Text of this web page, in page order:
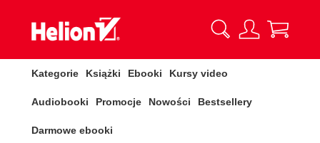
Kategorie Książki Ebooki Kursy video
Audiobooki Promocje Nowości Bestsellery
Darmowe ebooki